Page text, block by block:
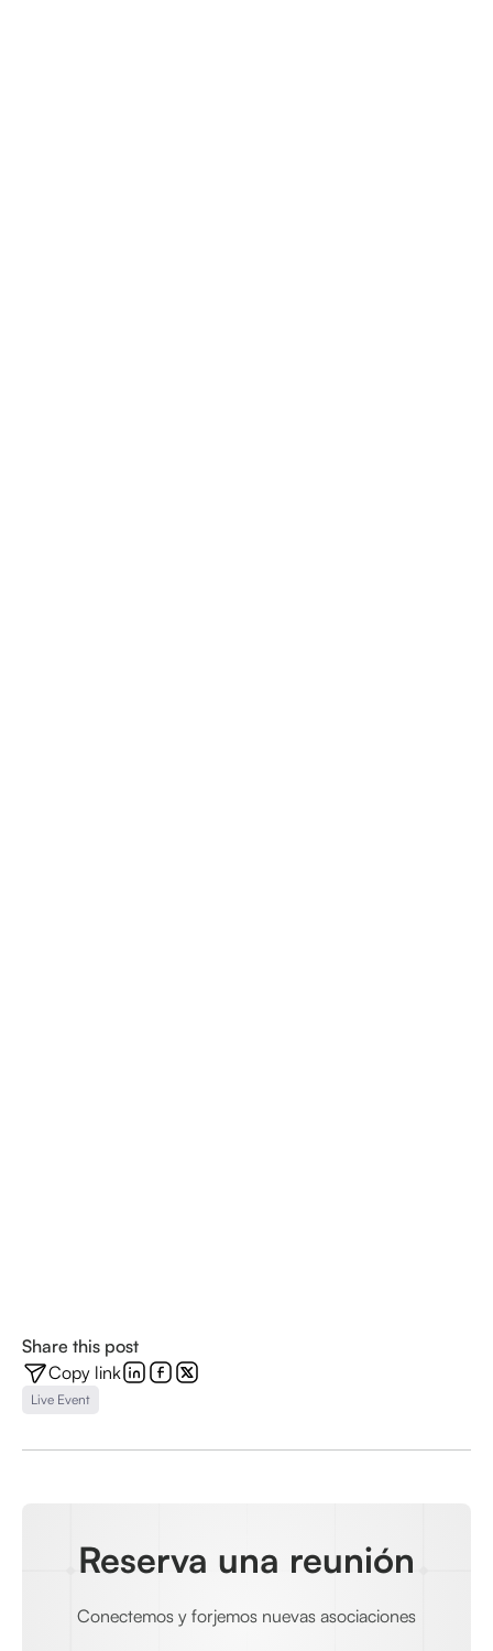
Share this post
Copy link
Live Event
Reserva una reunión
Conectemos y forjemos nuevas asociaciones